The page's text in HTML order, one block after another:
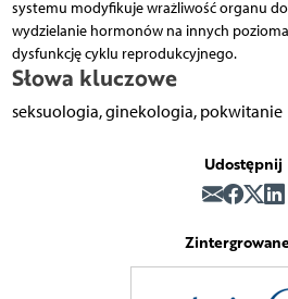
systemu modyfikuje wrażliwość organu
wydzielanie hormonów na innych
dysfunkcję cyklu reprodukcyjnego.
Słowa kluczowe
seksuologia, ginekologia, pokwitanie
Udostępnij